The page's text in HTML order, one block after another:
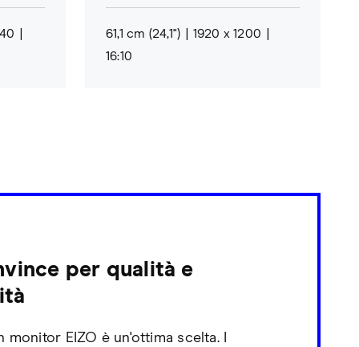
61,1 cm (24,1")
1920 x 1200
16:10
per qualità e
monitor EIZO è un'ottima scelta. I